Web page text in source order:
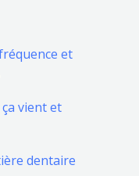
et
vient et
dentaire